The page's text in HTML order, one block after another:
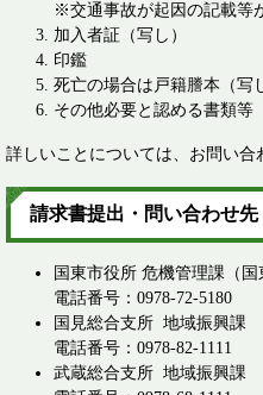
※交通事故が起因の記載等
加入者証（写し）
印鑑
死亡の場合は戸籍謄本（写
その他必要と認める書類等
詳しいことについては、お問い合
請求書提出・問い合わせ先
国東市役所 危機管理課（国
電話番号：0978-72-5180
国見総合支所 地域振興課
電話番号：0978-82-1111
武蔵総合支所 地域振興課